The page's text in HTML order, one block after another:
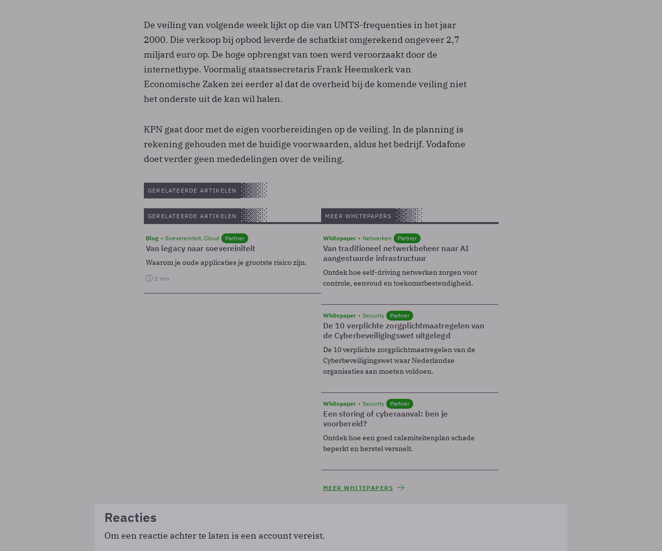
De veiling van volgende week lijkt op die van UMTS-frequenties in het jaar
2000. Die verkoop bij opbod leverde de schatkist omgerekend ongeveer 2,7
miljard euro op. De hoge opbrengst van toen werd veroorzaakt door de
internethype. Voormalig staatssecretaris Frank Heemskerk van
Economische Zaken zei eerder al dat de overheid bij de komende veiling niet
het onderste uit de kan wil halen.
KPN gaat door met de eigen voorbereidingen op de veiling. In de planning is
rekening gehouden met de huidige voorwaarden, aldus het bedrijf. Vodafone
doet verder geen mededelingen over de veiling.
GERELATEERDE ARTIKELEN
GERELATEERDE ARTIKELEN
Blog Soevereinteit, Cloud Partner
Van legacy naar soevereiniteit
Waarom je oude applicaties je grootste risico zijn.
1 min
MEER WHITEPAPERS
Whitepaper Netwerken Partner
Van traditioneel netwerkbeheer naar AI
aangestuurde infrastructuur
Ontdek hoe self-driving netwerken zorgen voor
controle, eenvoud en toekomstbestendigheid.
Whitepaper Security Partner
De 10 verplichte zorgplichtmaatregelen van
de Cyberbeveiligingswet uitgelegd
De 10 verplichte zorgplichtmaatregelen van de
Cyberbeveiligingswet waar Nederlandse
organisaties aan moeten voldoen.
Whitepaper Security Partner
Een storing of cyberaanval: ben je
voorbereid?
Ontdek hoe een goed calamiteitenplan schade
beperkt en herstel versnelt.
MEER WHITEPAPERS
Reacties
Om een reactie achter te laten is een account vereist.